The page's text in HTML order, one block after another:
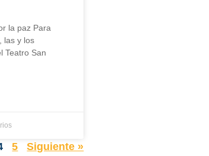
la paz Para
las y los
Teatro San
5
Siguiente »